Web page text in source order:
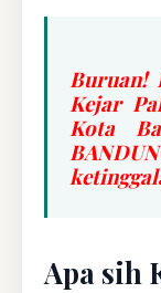
Buruan!
Kejar
Kota
Apa sih